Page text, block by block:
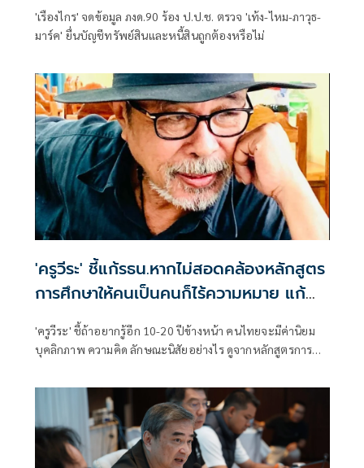
'เรืองไกร' จดข้อมูล ภงด.90 ร้อง ป.ป.ช. ตรวจ 'เท้ง-ไหม-ภาวุธ-
มาร์ค' ยื่นบัญชีทรัพย์สินและหนี้สินถูกต้องหรือไม่
'ครูวีระ' ชี้แก้รธน.หากไม่สอดคล้องหลักสูตร
การศึกษาให้คนเป็นคนก็ไร้ความหมาย แก้
แล้วแก้อีก
'ครูวีระ' ชี้ถ้าอยากรู้อีก 10-20 ปีข้างหน้า คนไทยจะมีค่านิยม
บุคลิกภาพ ความคิด ลักษณะนิสัยอย่างไร ดูจากหลักสูตรการ
หลักสูตรการศึกษาให้คนเป็นคน ก็ไม่มีความหมาย แก้แล้ว แก้